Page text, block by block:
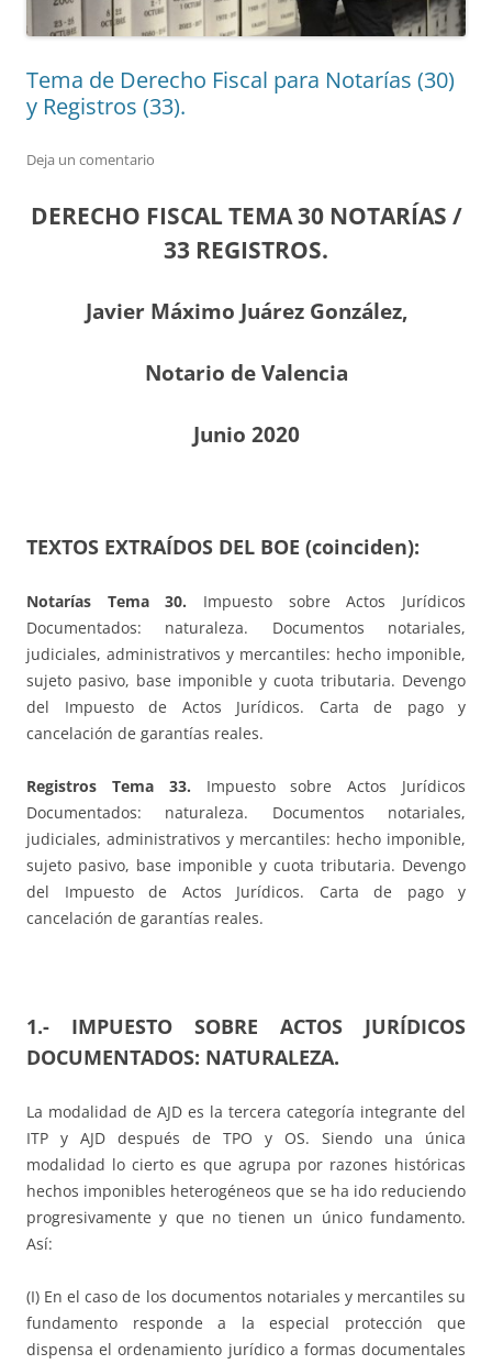
Tema de Derecho Fiscal para Notarías (30)
y Registros (33).
Deja un comentario
DERECHO FISCAL TEMA 30 NOTARÍAS /
33 REGISTROS.
Javier Máximo Juárez González,
Notario de Valencia
Junio 2020
TEXTOS EXTRAÍDOS DEL BOE (coinciden):
Notarías Tema 30. Impuesto sobre Actos Jurídicos
Documentados: naturaleza. Documentos notariales,
judiciales, administrativos y mercantiles: hecho imponible,
sujeto pasivo, base imponible y cuota tributaria. Devengo
del Impuesto de Actos Jurídicos. Carta de pago y
cancelación de garantías reales.
Registros Tema 33. Impuesto sobre Actos Jurídicos
Documentados: naturaleza. Documentos notariales,
judiciales, administrativos y mercantiles: hecho imponible,
sujeto pasivo, base imponible y cuota tributaria. Devengo
del Impuesto de Actos Jurídicos. Carta de pago y
cancelación de garantías reales.
1.- IMPUESTO SOBRE ACTOS JURÍDICOS
DOCUMENTADOS: NATURALEZA.
La modalidad de AJD es la tercera categoría integrante del
ITP y AJD después de TPO y OS. Siendo una única
modalidad lo cierto es que agrupa por razones históricas
hechos imponibles heterogéneos que se ha ido reduciendo
progresivamente y que no tienen un único fundamento.
Así:
(I) En el caso de los documentos notariales y mercantiles su
fundamento responde a la especial protección que
dispensa el ordenamiento jurídico a formas documentales